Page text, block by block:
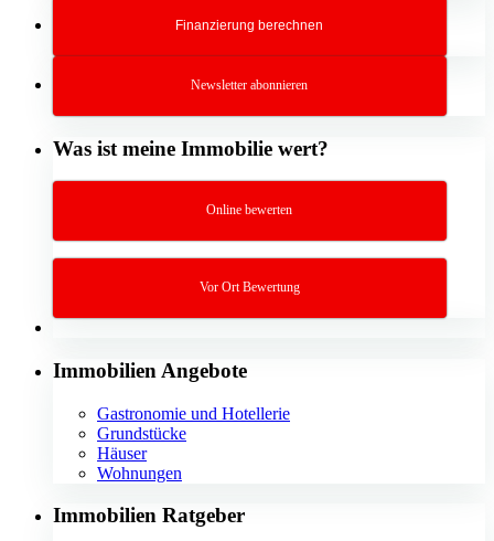
Finanzierung berechnen
Newsletter abonnieren
Was ist meine Immobilie wert?
Online bewerten
Vor Ort Bewertung
Immobilien Angebote
Gastronomie und Hotellerie
Grundstücke
Häuser
Wohnungen
Immobilien Ratgeber